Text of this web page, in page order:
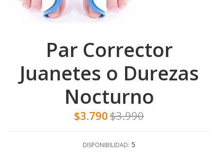
Par Corrector
Juanetes o Durezas
Nocturno
$3.790$3.990
DISPONIBILIDAD: 5